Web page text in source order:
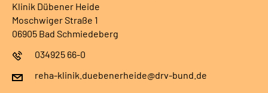
Klinik Dübener Heide
Moschwiger Straße 1
06905 Bad Schmiedeberg
034925 66-0
reha-klinik.duebenerheide@drv-bund.de